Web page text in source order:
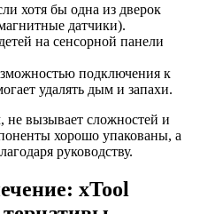
хотя бы одна из дверок
датчики).
на сенсорной панели
подключения к
удалять дым и запахи.
не вызывает сложностей и
хорошо упакованы, а
руководству.
xTool